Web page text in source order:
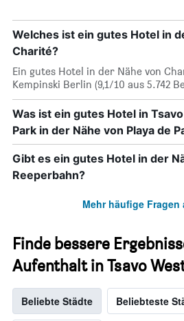
Welches ist ein gutes Hotel in
Charité?
Ein gutes Hotel in der Nähe von
Kempinski Berlin (9,1/10 aus 5.742
Was ist ein gutes Hotel in
Park in der Nähe von Playa de
Gibt es ein gutes Hotel in der
Reeperbahn?
Mehr häufige Fragen
Finde bessere
Aufenthalt in Tsavo
Beliebte Städte Beliebteste